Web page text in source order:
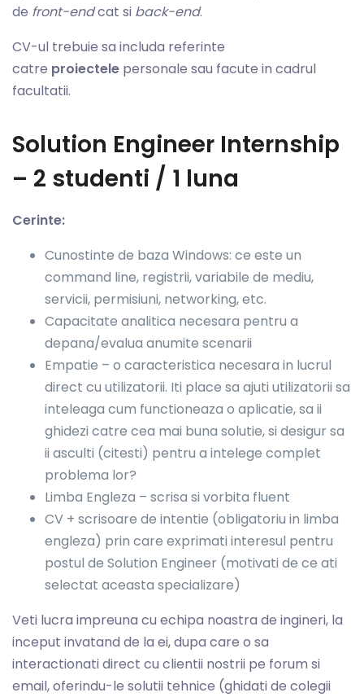
de front-endcat si back-end.
CV-ul trebuie sa includa referinte
catre proiectele personale sau facute in cadrul
facultatii.
Solution Engineer Internship
– 2 studenti / 1 luna
Cerinte:
Cunostinte de baza Windows: ce este un
command line, registrii, variabile de mediu,
servicii, permisiuni, networking, etc.
Capacitate analitica necesara pentru a
depana/evalua anumite scenarii
Empatie – o caracteristica necesara in lucrul
direct cu utilizatorii. Iti place sa ajuti utilizatorii sa
inteleaga cum functioneaza o aplicatie, sa ii
ghidezi catre cea mai buna solutie, si desigur sa
ii asculti (citesti) pentru a intelege complet
problema lor?
Limba Engleza – scrisa si vorbita fluent
CV + scrisoare de intentie (obligatoriu in limba
engleza) prin care exprimati interesul pentru
postul de Solution Engineer (motivati de ce ati
selectat aceasta specializare)
Veti lucra impreuna cu echipa noastra de ingineri, la
inceput invatand de la ei, dupa care o sa
interactionati direct cu clientii nostrii pe forum si
email, oferindu-le solutii tehnice (ghidati de colegii